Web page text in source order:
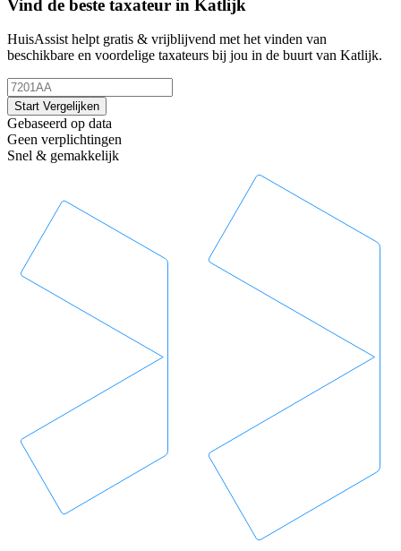
Vind de beste taxateur in Katlijk
HuisAssist helpt gratis & vrijblijvend met het vinden van
beschikbare en voordelige taxateurs bij jou in de buurt van Katlijk.
Start Vergelijken
Gebaseerd op data
Geen verplichtingen
Snel & gemakkelijk